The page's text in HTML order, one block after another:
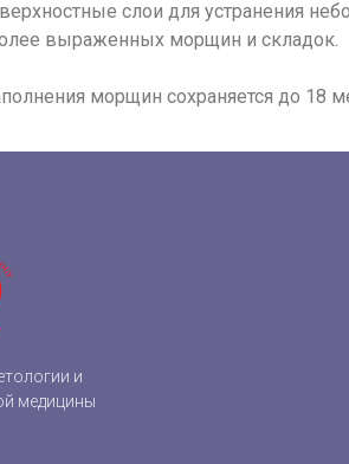
слои для устранения
выраженных морщин и складок.
морщин сохраняется до 18
и
медицины